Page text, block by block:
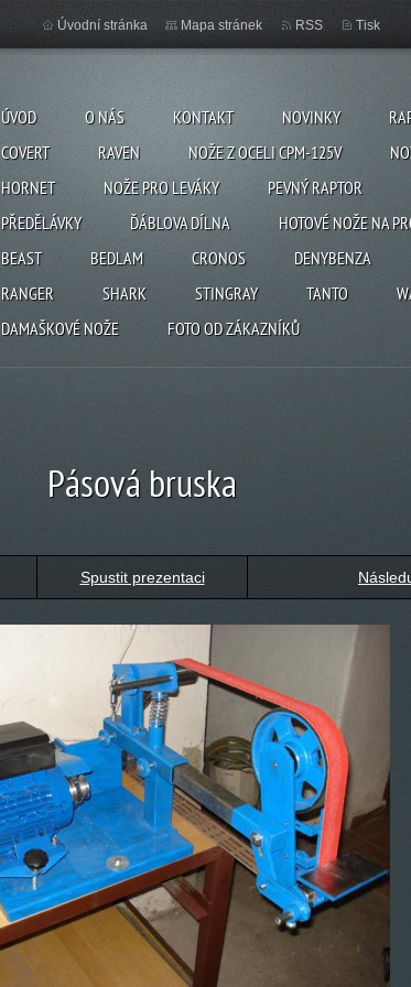
ÚVOD O NÁS KONTAKT NOVINKY
COVERT
RAVEN NOŽE Z OCELI CPM-125V
HORNET
NOŽE PRO LEVÁKY PEVNÝ RAPTOR
PŘEDĚLÁVKY
ĎÁBLOVA DÍLNA HOTOVÉ NOŽE NA
BEAST
BEDLAM CRONOS DENYBENZA
RANGER
SHARK STINGRAY TANTO
DAMAŠKOVÉ NOŽE
FOTO OD ZÁKAZNÍKŮ
Úvodní stránka Mapa stránek RSS Tisk
Pásová bruska
Spustit prezentaci